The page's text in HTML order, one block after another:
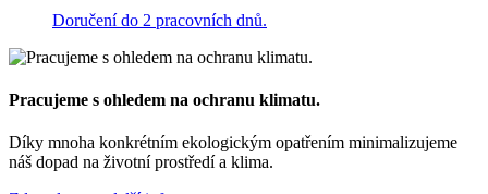
Doručení do 2 pracovních dnů.
Pracujeme s ohledem na ochranu klimatu.
Díky mnoha konkrétním ekologickým opatřením minimalizujeme
náš dopad na životní prostředí a klima.